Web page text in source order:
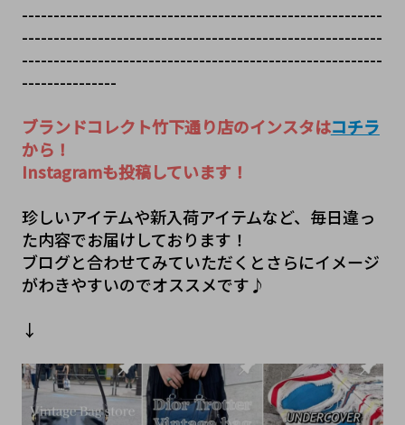
---------------------------------------------------------
---------------------------------------------------------
---------------------------------------------------------
---------------
ブランドコレクト竹下通り店のインスタはコチラ
から！
Instagramも投稿しています！
珍しいアイテムや新入荷アイテムなど、毎日違っ
た内容でお届けしております！
ブログと合わせてみていただくとさらにイメージ
がわきやすいのでオススメです♪
↓